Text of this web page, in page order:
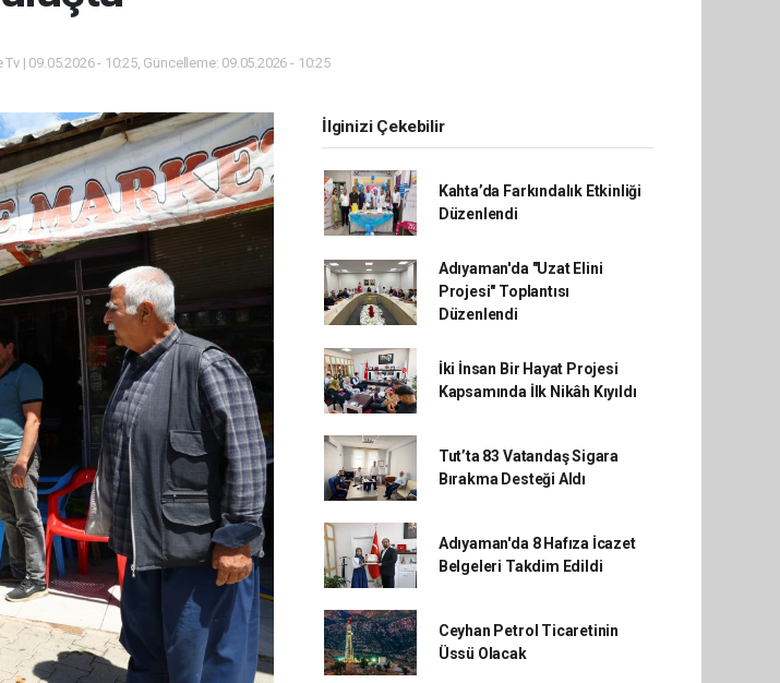
Tv | 09.05.2026 - 10:25, Güncelleme: 09.05.2026 - 10:25
İlginizi Çekebilir
Kahta’da Farkındalık Etkinliği
Düzenlendi
Adıyaman'da "Uzat Elini
Projesi" Toplantısı
Düzenlendi
İki İnsan Bir Hayat Projesi
Kapsamında İlk Nikâh Kıyıldı
Tut’ta 83 Vatandaş Sigara
Bırakma Desteği Aldı
Adıyaman'da 8 Hafıza İcazet
Belgeleri Takdim Edildi
Ceyhan Petrol Ticaretinin
Üssü Olacak